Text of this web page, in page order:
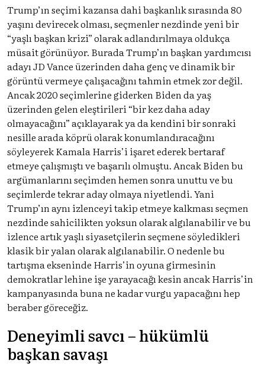
Trump’ın seçimi kazansa dahi başkanlık sırasında 80
yaşını devirecek olması, seçmenler nezdinde yeni bir
“yaşlı başkan krizi” olarak adlandırılmaya oldukça
müsait görünüyor. Burada Trump’ın başkan yardımcısı
adayı JD Vance üzerinden daha genç ve dinamik bir
görüntü vermeye çalışacağını tahmin etmek zor değil.
Ancak 2020 seçimlerine giderken Biden da yaş
üzerinden gelen eleştirileri “bir kez daha aday
olmayacağını” açıklayarak ya da kendini bir sonraki
nesille arada köprü olarak konumlandıracağını
söyleyerek Kamala Harris’i işaret ederek bertaraf
etmeye çalışmıştı ve başarılı olmuştu. Ancak Biden bu
argümanlarını seçimden hemen sonra unuttu ve bu
seçimlerde tekrar aday olmaya niyetlendi. Yani
Trump’ın aynı izlenceyi takip etmeye kalkması seçmen
nezdinde sahicilikten yoksun olarak algılanabilir ve bu
izlence artık yaşlı siyasetçilerin seçmene söyledikleri
klasik bir yalan olarak algılanabilir. O nedenle bu
tartışma ekseninde Harris’in oyuna girmesinin
demokratlar lehine işe yarayacağı kesin ancak Harris’in
kampanyasında buna ne kadar vurgu yapacağını hep
beraber göreceğiz.
Deneyimli savcı – hükümlü
başkan savaşı